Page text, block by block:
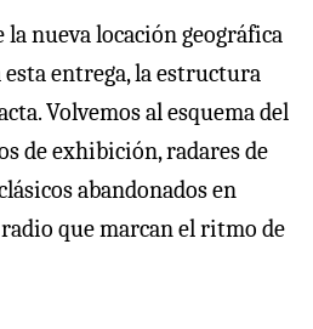
nueva locación geográfica
entrega, la estructura
Volvemos al esquema del
de exhibición, radares de
abandonados en
que marcan el ritmo de